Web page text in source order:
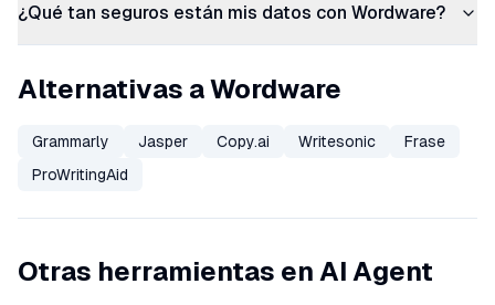
¿Qué tan seguros están mis datos con Wordware?
Alternativas a Wordware
Grammarly Jasper Copy.ai Writesonic
Frase
ProWritingAid
Otras herramientas en AI Agent